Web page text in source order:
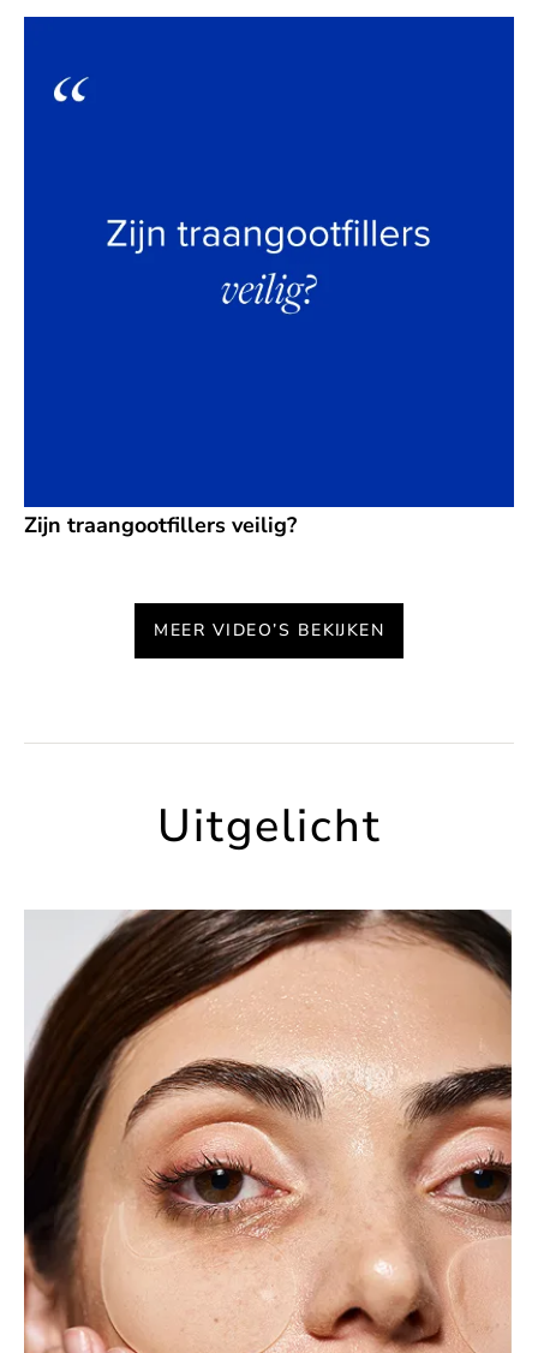
Zijn traangootfillers veilig?
MEER VIDEO’S BEKIJKEN
Uitgelicht